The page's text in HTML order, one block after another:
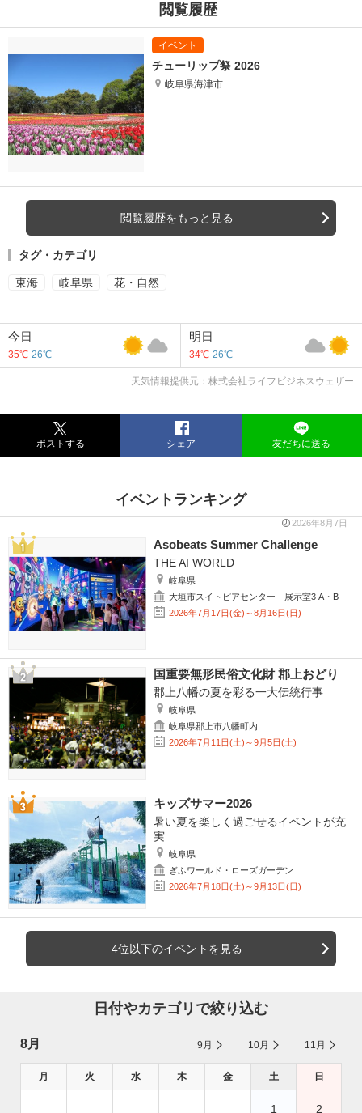
閲覧履歴
チューリップ祭 2026
岐阜県海津市
閲覧履歴をもっと見る
タグ・カテゴリ
東海 岐阜県 花・自然
今日
35℃ 26℃
明日
34℃ 26℃
天気情報提供元：株式会社ライフビジネスウェザー
ポストする シェア 友だちに送る
イベントランキング
2026年8月7日
Asobeats Summer Challenge
THE AI WORLD
岐阜県
大垣市スイトピアセンター 展示室3 A・B
2026年7月17日(金)～8月16日(日)
国重要無形民俗文化財 郡上おどり
郡上八幡の夏を彩る一大伝統行事
岐阜県
岐阜県郡上市八幡町内
2026年7月11日(土)～9月5日(土)
キッズサマー2026
暑い夏を楽しく過ごせるイベントが充
実
岐阜県
ぎふワールド・ローズガーデン
2026年7月18日(土)～9月13日(日)
4位以下のイベントを見る
日付やカテゴリで絞り込む
8月 9月 10月 11月
月 火 水 木 金 土 日
1 2